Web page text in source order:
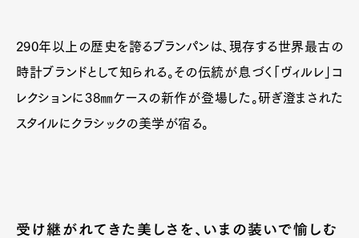
290年以上の歴史を誇るブランパンは、現存する世界最古の
時計ブランドとして知られる。その伝統が息づく「ヴィルレ」コ
レクションに38㎜ケースの新作が登場した。研ぎ澄まされた
スタイルにクラシックの美学が宿る。
受け継がれてきた美しさを、いまの装いで愉しむ